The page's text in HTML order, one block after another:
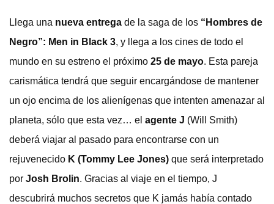
Llega una nueva entrega de la saga de los “Hombres de
Negro”: Men in Black 3, y llega a los cines de todo el
mundo en su estreno el próximo 25 de mayo. Esta pareja
carismática tendrá que seguir encargándose de mantener
un ojo encima de los alienígenas que intenten amenazar al
planeta, sólo que esta vez… el agente J (Will Smith)
deberá viajar al pasado para encontrarse con un
rejuvenecido K (Tommy Lee Jones) que será interpretado
por Josh Brolin. Gracias al viaje en el tiempo, J
descubrirá muchos secretos que K jamás había contado